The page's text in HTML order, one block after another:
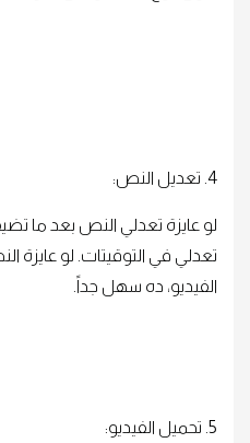
4. تعديل النص:
لو عايزة تعدلي النص بعد ما
تعدلي في التوقيتات. لو
الفيديو، ده سهل جداً.
5. تحميل الفيديو: